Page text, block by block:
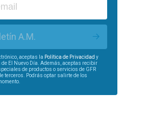
A.M.
aceptas la Política de Privacidad y
de El Nuevo Día. Además, aceptas recibir
de productos o servicios de GFR
terceros. Podrás optar salirte de los